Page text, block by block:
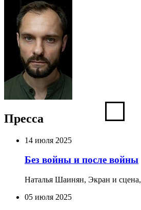
Пресса
14 июля 2025
Без войны и после войны
Наталья Шаинян, Экран и сцена,
05 июля 2025